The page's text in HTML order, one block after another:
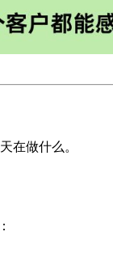
在做什么。